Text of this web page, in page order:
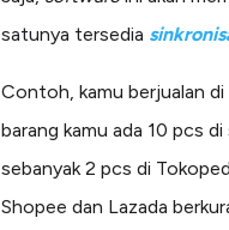
satunya tersedia
Contoh, kamu berjualan
barang kamu ada 10 pcs
sebanyak 2 pcs di
Shopee dan Lazada